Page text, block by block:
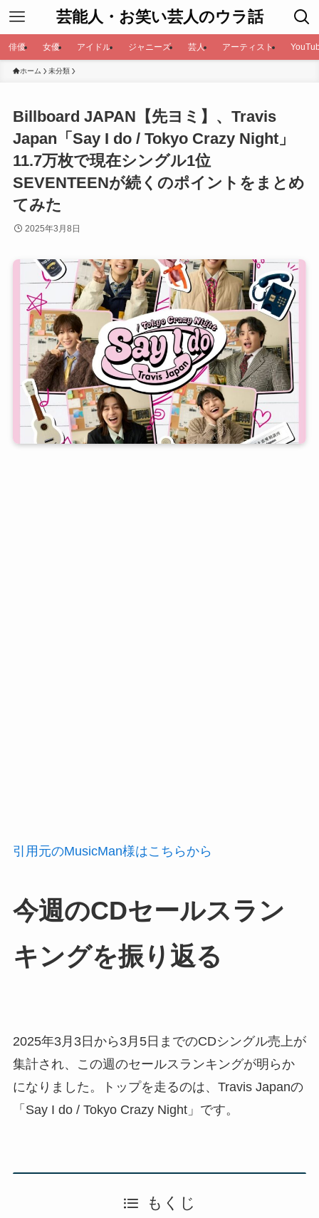
芸能人・お笑い芸人のウラ話
俳優 女優 アイドル ジャニーズ 芸人 アーティスト
ホーム 未分類
Billboard JAPAN【先ヨミ】、Travis
Japan「Say I do / Tokyo Crazy Night」
11.7万枚で現在シングル1位
SEVENTEENが続くのポイントをまとめ
てみた
2025年3月8日
引用元のMusicMan様はこちらから
今週のCDセールスラン
キングを振り返る
2025年3月3日から3月5日までのCDシングル売上が
集計され、この週のセールスランキングが明らか
になりました。トップを走るのは、Travis Japanの
「Say I do / Tokyo Crazy Night」です。
もくじ